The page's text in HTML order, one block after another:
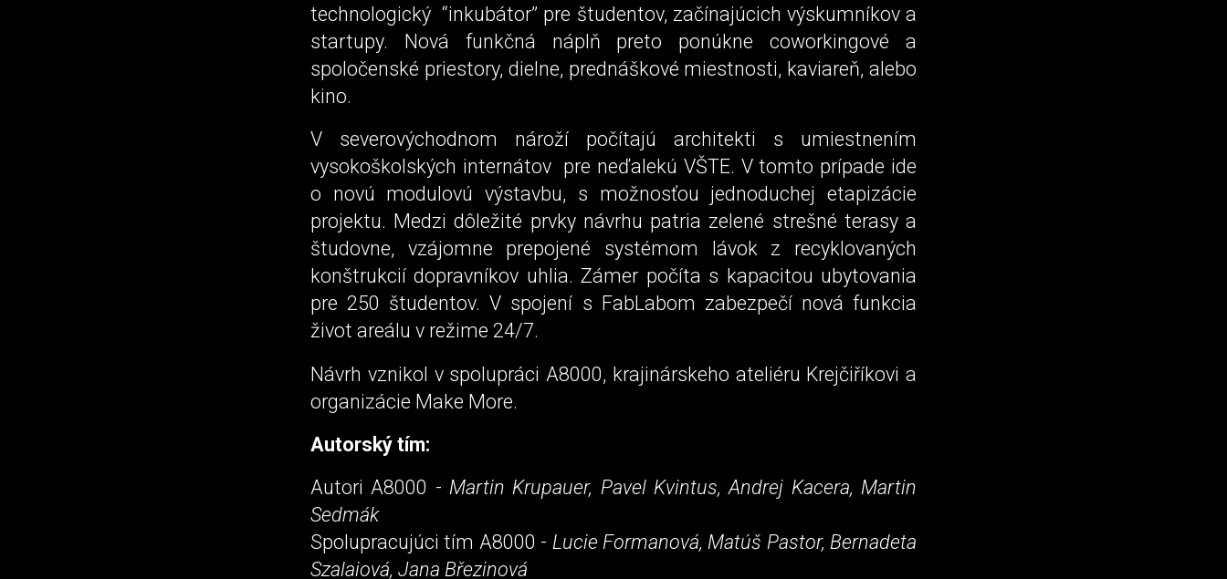
technologický “inkubátor” pre študentov, začínajúcich výskumníkov a
startupy. Nová funkčná náplň preto ponúkne coworkingové a
spoločenské priestory, dielne, prednáškové miestnosti, kaviareň, alebo
kino.
V severovýchodnom nároží počítajú architekti s umiestnením
vysokoškolských internátov pre neďalekú VŠTE. V tomto prípade ide
o novú modulovú výstavbu, s možnosťou jednoduchej etapizácie
projektu. Medzi dôležité prvky návrhu patria zelené strešné terasy a
študovne, vzájomne prepojené systémom lávok z recyklovaných
konštrukcií dopravníkov uhlia. Zámer počíta s kapacitou ubytovania
pre 250 študentov. V spojení s FabLabom zabezpečí nová funkcia
život areálu v režime 24/7.
Návrh vznikol v spolupráci A8000, krajinárskeho ateliéru Krejčiříkovi a
organizácie Make More.
Autorský tím:
Autori A8000 - Martin Krupauer, Pavel Kvintus, Andrej Kacera, Martin
Sedmák
Spolupracujúci tím A8000 - Lucie Formanová, Matúš Pastor, Bernadeta
Szalaiová, Jana Březinová